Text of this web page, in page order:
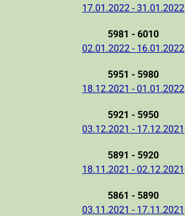
17.01.2022 - 31.01.2022
5981 - 6010
02.01.2022 - 16.01.2022
5951 - 5980
18.12.2021 - 01.01.2022
5921 - 5950
03.12.2021 - 17.12.2021
5891 - 5920
18.11.2021 - 02.12.2021
5861 - 5890
03.11.2021 - 17.11.2021